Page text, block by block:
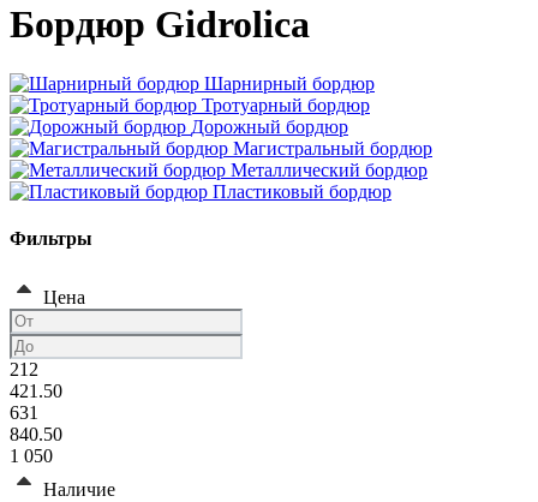
Бордюр Gidrolica
Шарнирный бордюр
Тротуарный бордюр
Дорожный бордюр
Магистральный бордюр
Металлический бордюр
Пластиковый бордюр
Фильтры
Цена
212
421.50
631
840.50
1 050
Наличие